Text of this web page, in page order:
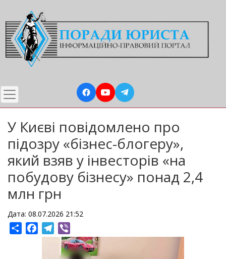
до
основного
вмісту
У Києві повідомлено про
підозру «бізнес-блогеру»,
який взяв у інвесторів «на
побудову бізнесу» понад 2,4
млн грн
Дата: 08.07.2026 21:52
ShareFacebookTelegram